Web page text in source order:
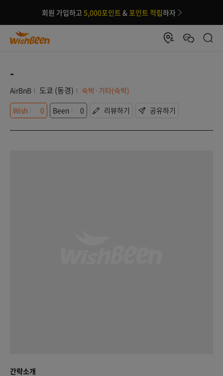
회원 가입하고 5,000포인트 &포인트 적립하자
-
AirBnB 도쿄 (동경)
숙박·기타(숙박)
Wish
0 Been 0 리뷰하기 공유하기
간략소개